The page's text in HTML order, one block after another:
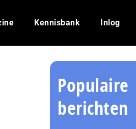
Kennisbank Inlog
Populaire
berichten